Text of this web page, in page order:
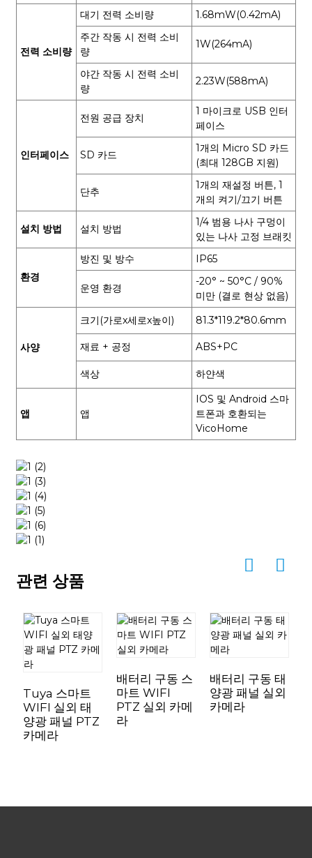
전력 소비량
대기 전력 소비량
1.68mW(0.42mA)
주간 작동 시 전력 소비
량
1W(264mA)
야간 작동 시 전력 소비
량
2.23W(588mA)
인터페이스
전원 공급 장치
1 마이크로 USB 인터
페이스
SD 카드
1개의 Micro SD 카드
(최대 128GB 지원)
단추
1개의 재설정 버튼, 1
개의 켜기/끄기 버튼
설치 방법 설치 방법
1/4 범용 나사 구멍이
있는 나사 고정 브래킷
환경
방진 및 방수 IP65
운영 환경
-20° ~ 50°C / 90%
미만 (결로 현상 없음)
사양
크기(가로x세로x높이) 81.3*119.2*80.6mm
재료 + 공정 ABS+PC
색상 하얀색
앱 앱
IOS 및 Android 스마
트폰과 호환되는
VicoHome
관련 상품
Tuya 스마트
WIFI 실외 태
양광 패널 PTZ
카메라
배터리 구동 스
마트 WIFI
PTZ 실외 카메
라
배터리 구동 태
양광 패널 실외
카메라